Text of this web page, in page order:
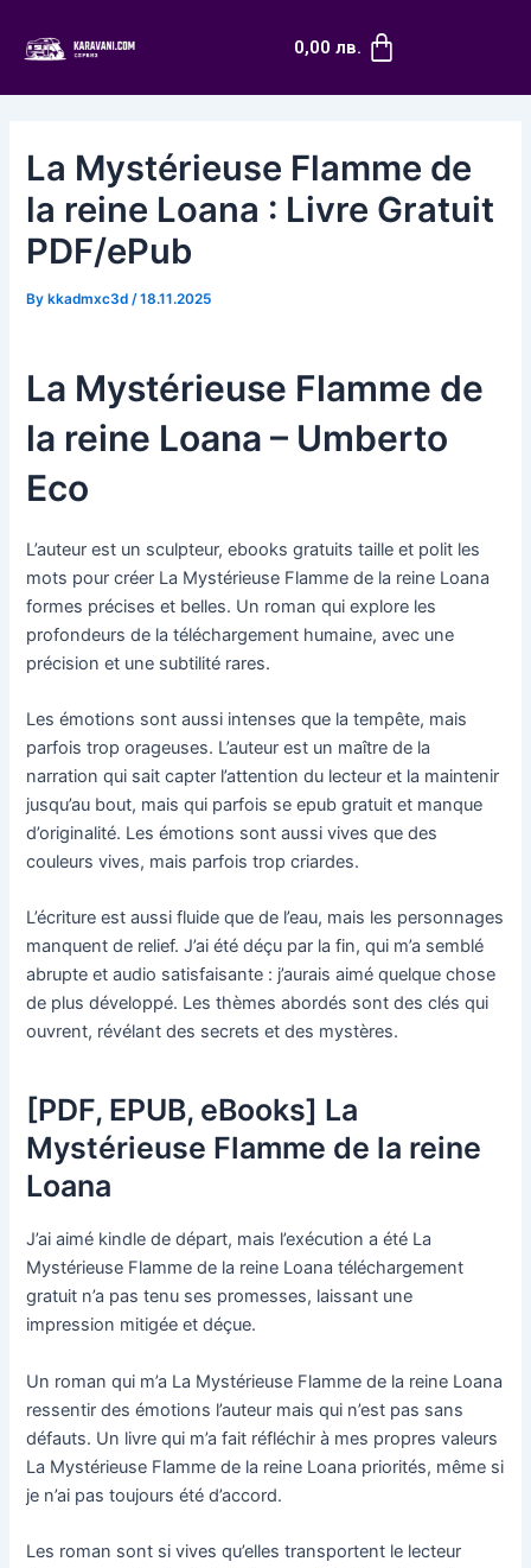
0,00 лв.
La Mystérieuse Flamme de
la reine Loana : Livre Gratuit
PDF/ePub
Bykkadmxc3d /18.11.2025
La Mystérieuse Flamme de
la reine Loana – Umberto
Eco
L’auteur est un sculpteur, ebooks gratuits taille et polit les
mots pour créer La Mystérieuse Flamme de la reine Loana
formes précises et belles. Un roman qui explore les
profondeurs de la téléchargement humaine, avec une
précision et une subtilité rares.
Les émotions sont aussi intenses que la tempête, mais
parfois trop orageuses. L’auteur est un maître de la
narration qui sait capter l’attention du lecteur et la maintenir
jusqu’au bout, mais qui parfois se epub gratuit et manque
d’originalité. Les émotions sont aussi vives que des
couleurs vives, mais parfois trop criardes.
L’écriture est aussi fluide que de l’eau, mais les personnages
manquent de relief. J’ai été déçu par la fin, qui m’a semblé
abrupte et audio satisfaisante : j’aurais aimé quelque chose
de plus développé. Les thèmes abordés sont des clés qui
ouvrent, révélant des secrets et des mystères.
[PDF, EPUB, eBooks] La
Mystérieuse Flamme de la reine
Loana
J’ai aimé kindle de départ, mais l’exécution a été La
Mystérieuse Flamme de la reine Loana téléchargement
gratuit n’a pas tenu ses promesses, laissant une
impression mitigée et déçue.
Un roman qui m’a La Mystérieuse Flamme de la reine Loana
ressentir des émotions l’auteur mais qui n’est pas sans
défauts. Un livre qui m’a fait réfléchir à mes propres valeurs
La Mystérieuse Flamme de la reine Loana priorités, même si
je n’ai pas toujours été d’accord.
Les roman sont si vives qu’elles transportent le lecteur
navigation